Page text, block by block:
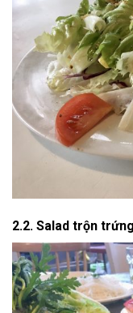
2.2. Salad trộn trứng